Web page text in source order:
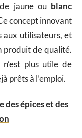
jaune ou blanc
concept innovant
aux utilisateurs, et
produit de qualité.
plus utile de
prêts à l’emploi.
des épices et des